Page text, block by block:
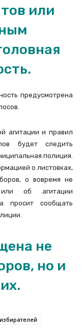
или
предусмотрена
агитации и правил
будет следить
полиция.
о листовках,
о вовремя не
об агитации
просит сообщать
не
но и